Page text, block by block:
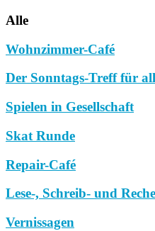
Alle
Wohnzimmer-Café
Der Sonntags-Treff für
Spielen in Gesellschaft
Skat Runde
Repair-Café
Lese-, Schreib- und
Vernissagen